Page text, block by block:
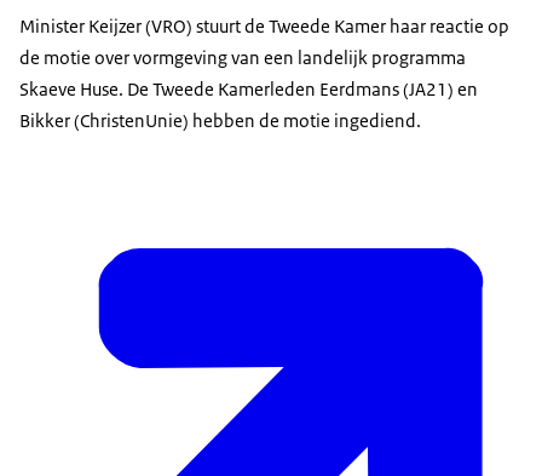
Minister Keijzer (VRO) stuurt de Tweede Kamer haar reactie op
de motie over vormgeving van een landelijk programma
Skaeve Huse. De Tweede Kamerleden Eerdmans (JA21) en
Bikker (ChristenUnie) hebben de motie ingediend.